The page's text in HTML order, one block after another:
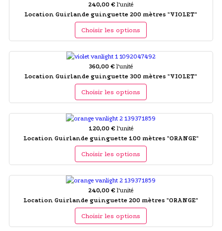
240,00 € l'unité
Location Guirlande guinguette 200 mètres "VIOLET"
Choisir les options
360,00 € l'unité
Location Guirlande guinguette 300 mètres "VIOLET"
Choisir les options
120,00 € l'unité
Location Guirlande guinguette 100 mètres "ORANGE"
Choisir les options
240,00 € l'unité
Location Guirlande guinguette 200 mètres "ORANGE"
Choisir les options